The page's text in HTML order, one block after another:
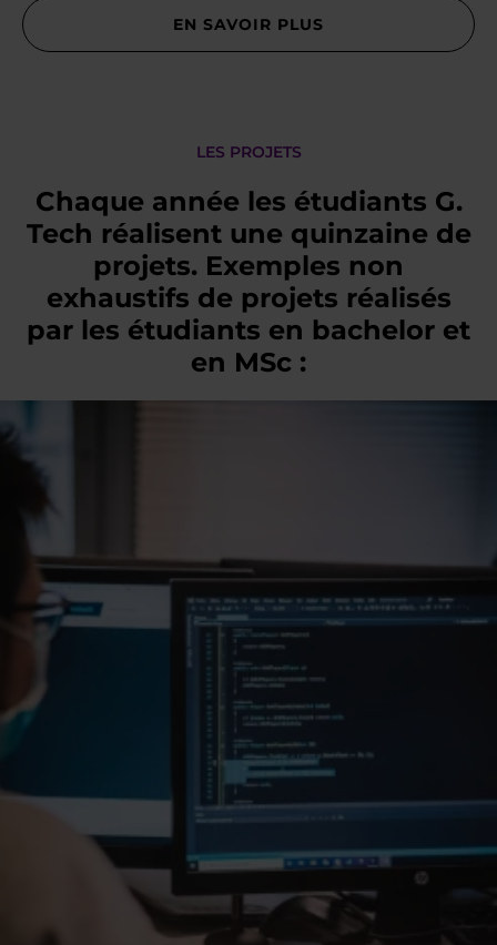
EN SAVOIR PLUS
LES PROJETS
Chaque année les étudiants G.
Tech réalisent une quinzaine de
projets. Exemples non
exhaustifs de projets réalisés
par les étudiants en bachelor et
en MSc :